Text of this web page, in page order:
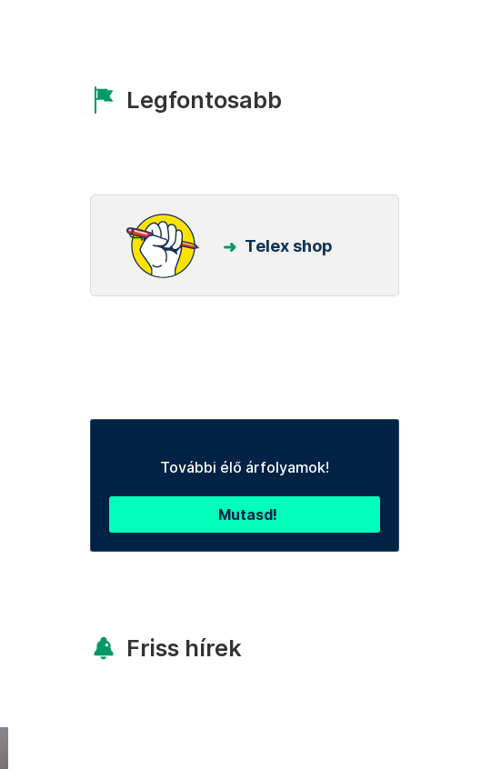
Legfontosabb
Telex shop
További élő árfolyamok!
Mutasd!
Friss hírek